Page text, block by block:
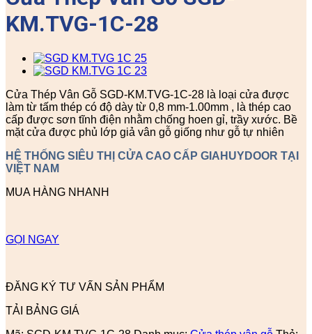
KM.TVG-1C-28
Cửa Thép Vân Gỗ SGD-KM.TVG-1C-28 là loại cửa được
làm từ tấm thép có độ dày từ 0,8 mm-1.00mm , là thép cao
cấp được sơn tĩnh điện nhằm chống hoen gỉ, trầy xước. Bề
mặt cửa được phủ lớp giả vân gỗ giống như gỗ tự nhiên
HỆ THỐNG SIÊU THỊ CỬA CAO CẤP GIAHUYDOOR TẠI
VIỆT NAM
MUA HÀNG NHANH
GỌI NGAY
ĐĂNG KÝ TƯ VẤN SẢN PHẨM
TẢI BẢNG GIÁ